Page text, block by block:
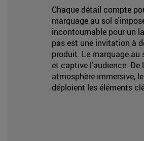
Chaque détail compte
marquage au sol
incontournable pour un
pas est une invitation à
produit. Le marquage au
et captive l'audience.
atmosphère immersive,
déploient les éléments